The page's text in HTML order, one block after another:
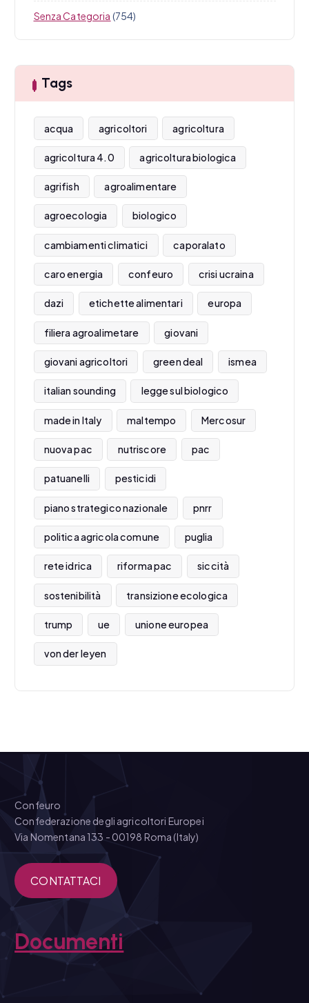
Senza Categoria (754)
Tags
acqua agricoltori agricoltura
agricoltura 4.0 agricoltura biologica
agrifish agroalimentare
agroecologia biologico
cambiamenti climatici caporalato
caro energia confeuro crisi ucraina
dazi etichette alimentari europa
filiera agroalimetare giovani
giovani agricoltori green deal ismea
italian sounding legge sul biologico
made in Italy maltempo Mercosur
nuova pac nutriscore pac
patuanelli pesticidi
piano strategico nazionale pnrr
politica agricola comune puglia
rete idrica riforma pac siccità
sostenibilità transizione ecologica
trump ue unione europea
von der leyen
Confeuro
Confederazione degli agricoltori Europei
Via Nomentana 133 - 00198 Roma (Italy)
CONTATTACI
Documenti